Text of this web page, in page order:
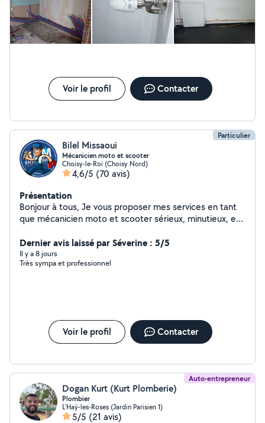
Voir le profil Contacter
Particulier
Bilel Missaoui
Mécanicien moto et scooter
Choisy-le-Roi (Choisy Nord)
4,6/5 (70 avis)
Présentation
Bonjour à tous, Je vous proposer mes services en tant
que mécanicien moto et scooter sérieux, minutieux, et
rapidement *Côté moto : Entretien, réparation, révision
et vidange moteur Travail soigné Tarif adorable
Intervention rapide N'hésitez pas à me contacter pour
Dernier avis laissé par Séverine : 5/5
Il y a 8 jours
Très sympa et professionnel
Voir le profil Contacter
Auto-entrepreneur
Dogan Kurt (Kurt Plomberie)
Plombier
L'Haÿ-les-Roses (Jardin Parisien 1)
5/5 (21 avis)